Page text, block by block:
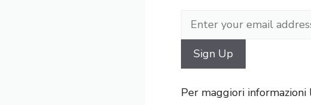
Per maggiori